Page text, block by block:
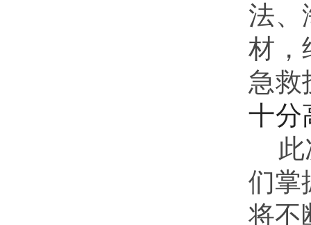
法、
材，
急救
十分
们掌
将不